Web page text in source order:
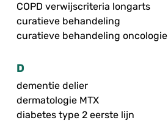
COPD verwijscriteria longarts
curatieve behandeling
curatieve behandeling oncologie
D
dementie delier
dermatologie MTX
diabetes type 2 eerste lijn